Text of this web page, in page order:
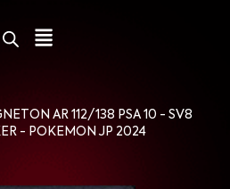
AR 112/138 PSA 10 - SV8
- POKEMON JP 2024